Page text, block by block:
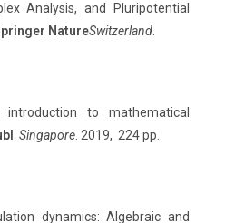
Analysis, and Pluripotential
NatureSwitzerland
to mathematical
Singapore . 2019, 224 pp.
dynamics: Algebraic and